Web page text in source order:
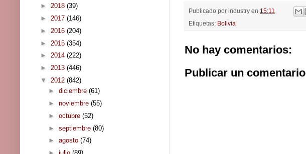
Publicado por industry en 15:11
Etiquetas: Bolivia
No hay comentarios:
Publicar un comentario
► 2018 (39)
► 2017 (146)
► 2016 (204)
► 2015 (354)
► 2014 (222)
► 2013 (446)
▼ 2012 (842)
► diciembre (61)
► noviembre (55)
► octubre (52)
► septiembre (80)
► agosto (74)